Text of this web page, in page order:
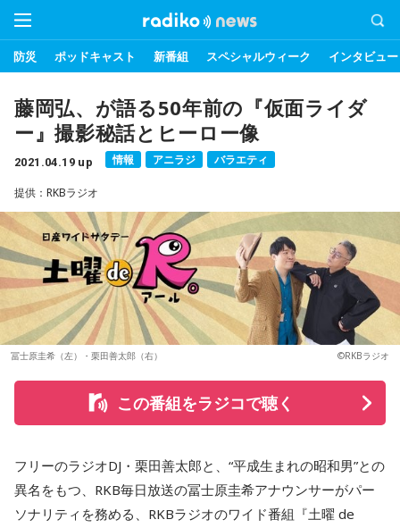
防災 ポッドキャスト 新番組 スペシャルウィーク インタビュー
藤岡弘、が語る50年前の『仮面ライダ
ー』撮影秘話とヒーロー像
2021.04.19 up 情報 アニラジ バラエティ
提供：RKBラジオ
冨士原圭希（左）・栗田善太郎（右） ©RKBラジオ
この番組をラジコで聴く
フリーのラジオDJ・栗田善太郎と、“平成生まれの昭和男”との
異名をもつ、RKB毎日放送の冨士原圭希アナウンサーがパー
ソナリティを務める、RKBラジオのワイド番組『土曜 de